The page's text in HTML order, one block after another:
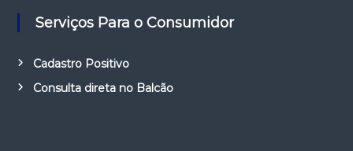
Serviços Para o Consumidor
Cadastro Positivo
Consulta direta no Balcão